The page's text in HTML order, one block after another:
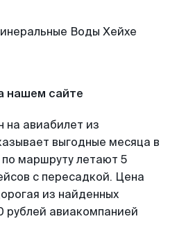
нашем сайте
на авиабилет из
выгодные месяца в
маршруту летают 5
с пересадкой. Цена
из найденных
рублей авиакомпанией